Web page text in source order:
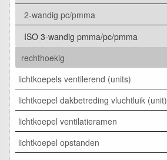
2-wandig pc/pmma
ISO 3-wandig pmma/pc/pmma
rechthoekig
lichtkoepels ventilerend (units)
lichtkoepel dakbetreding vluchtluik (unit)
lichtkoepel ventilatieramen
lichtkoepel opstanden